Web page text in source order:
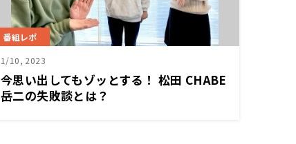
番組レポ
1/10, 2023
今思い出してもゾッとする！ 松田 CHABE
岳二の失敗談とは？